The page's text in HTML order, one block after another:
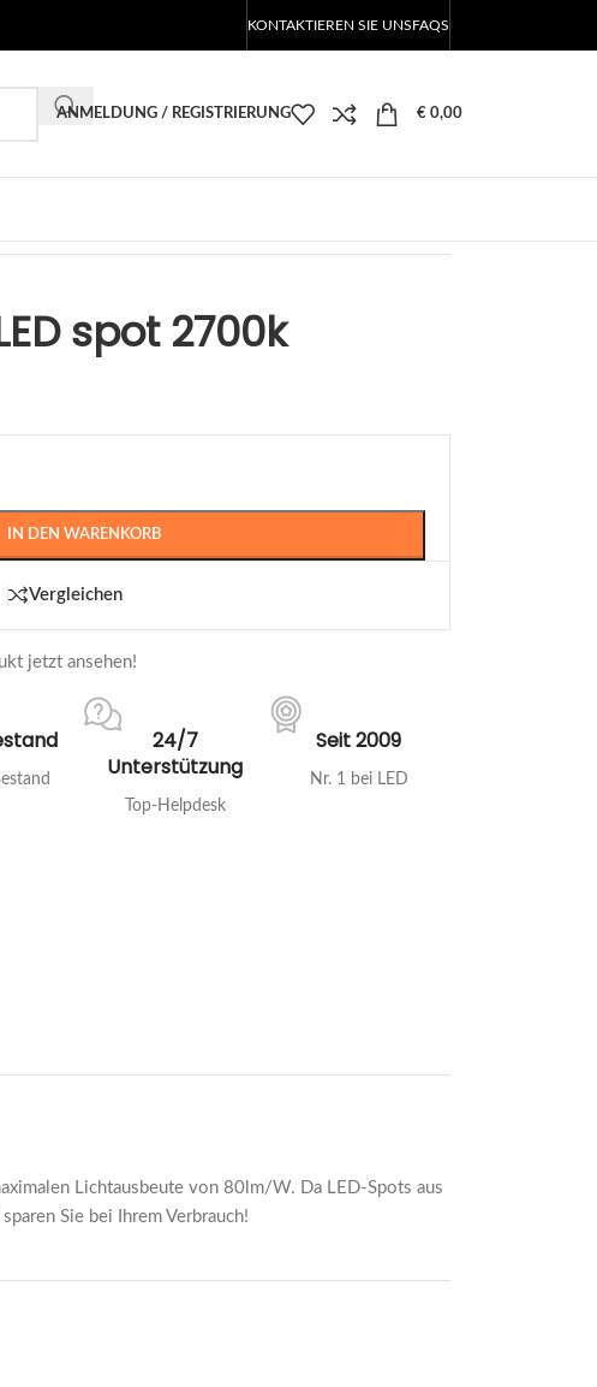
KONTAKTIEREN SIE UNSFAQS
ANMELDUNG / REGISTRIERUNG € 0,00
spot 2700k
IN DEN WARENKORB
Vergleichen
jetzt ansehen!
24/7
Unterstützung
Top-Helpdesk
Seit 2009
Nr. 1 bei LED
Lichtausbeute von 80lm/W. Da LED-Spots aus
Sie bei Ihrem Verbrauch!